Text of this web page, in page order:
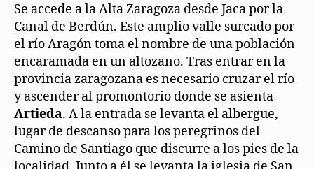
Se accede a la Alta Zaragoza desde Jaca por la
Canal de Berdún. Este amplio valle surcado por
el río Aragón toma el nombre de una población
encaramada en un altozano. Tras entrar en la
provincia zaragozana es necesario cruzar el río
y ascender al promontorio donde se asienta
Artieda. A la entrada se levanta el albergue,
lugar de descanso para los peregrinos del
Camino de Santiago que discurre a los pies de la